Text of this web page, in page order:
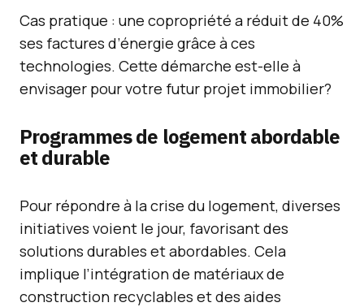
Cas pratique : une copropriété a réduit de 40%
ses factures d’énergie grâce à ces
technologies. Cette démarche est-elle à
envisager pour votre futur projet immobilier?
Programmes de logement abordable
et durable
Pour répondre à la crise du logement, diverses
initiatives voient le jour, favorisant des
solutions durables et abordables. Cela
implique l’intégration de matériaux de
construction recyclables et des aides